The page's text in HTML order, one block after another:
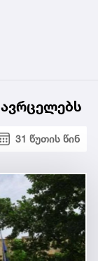
31 წუთის წინ